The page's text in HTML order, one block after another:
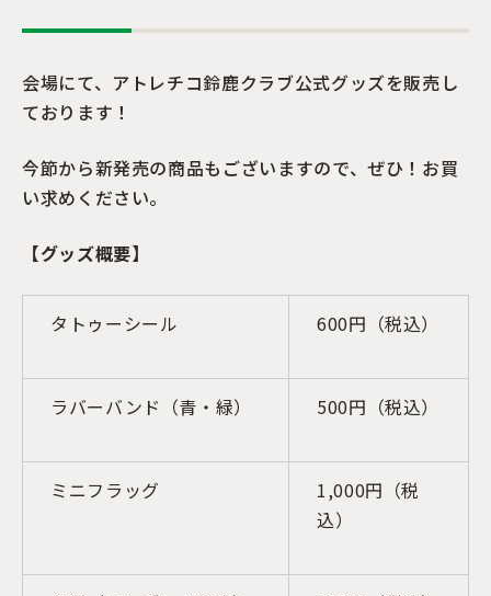
会場にて、アトレチコ鈴鹿クラブ公式グッズを販売し
ております！
今節から新発売の商品もございますので、ぜひ！お買
い求めください。
【グッズ概要】
タトゥーシール 600円（税込）
ラバーバンド（青・緑） 500円（税込）
ミニフラッグ
1,000円（税
込）